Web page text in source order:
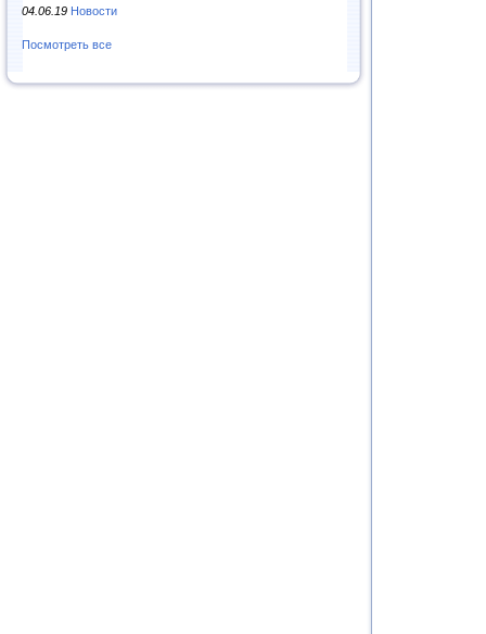
04.06.19 Новости
Посмотреть все